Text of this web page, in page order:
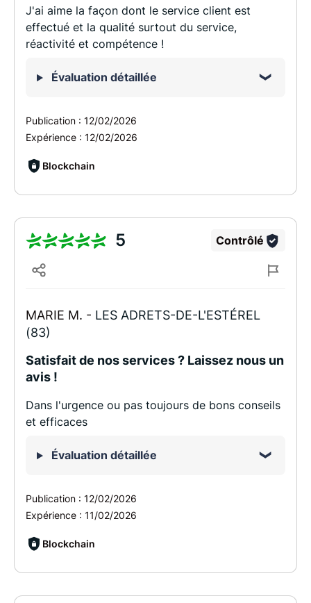
J'ai aime la façon dont le service client est
effectué et la qualité surtout du service,
réactivité et compétence !
Évaluation détaillée
Publication : 12/02/2026
Expérience : 12/02/2026
Blockchain
5 Contrôlé
MARIE M. - LES ADRETS-DE-L'ESTÉREL
(83)
Satisfait de nos services ? Laissez nous un
avis !
Dans l'urgence ou pas toujours de bons conseils
et efficaces
Évaluation détaillée
Publication : 12/02/2026
Expérience : 11/02/2026
Blockchain